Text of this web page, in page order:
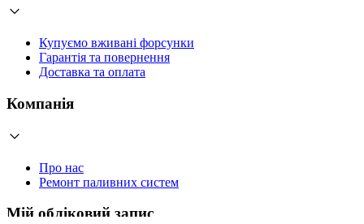
Купуємо вживані форсунки
Гарантія та повернення
Доставка та оплата
Компанія
Про нас
Ремонт паливних систем
Мій обліковий запис